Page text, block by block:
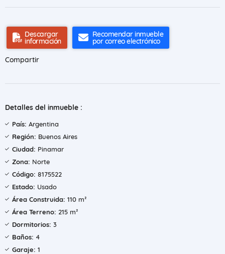
Descargar
información
Recomendar inmueble
por correo electrónico
Compartir
Detalles del inmueble :
País: Argentina
Región: Buenos Aires
Ciudad: Pinamar
Zona: Norte
Código: 8175522
Estado: Usado
Área Construida: 110 m²
Área Terreno: 215 m²
Dormitorios: 3
Baños: 4
Garaje: 1